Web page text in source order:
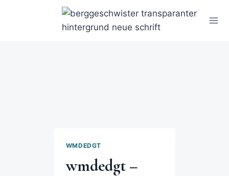
WMDEDGT
wmdedgt –